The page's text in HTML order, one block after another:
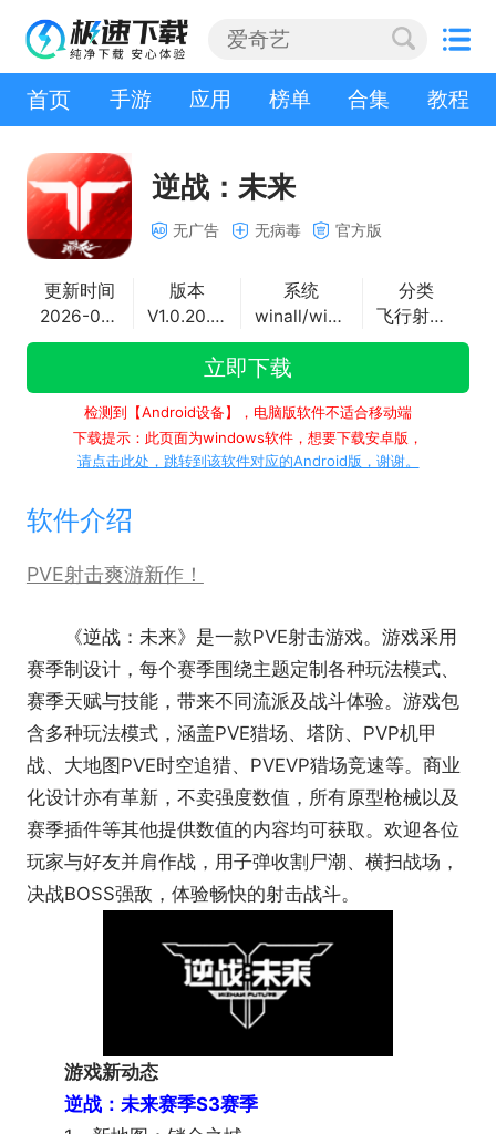
首页 手游 应用 榜单 合集 教程
逆战：未来
无广告 无病毒 官方版
更新时间
2026-07-09
版本
V1.0.20.442.0
系统
winall/win7/win10/win11
分类
飞行射击游戏
立即下载
检测到【Android设备】，电脑版软件不适合移动端
下载提示：此页面为windows软件，想要下载安卓版，
请点击此处，跳转到该软件对应的Android版，谢谢。
软件介绍
PVE射击爽游新作！
《逆战：未来》是一款PVE射击游戏。游戏采用
赛季制设计，每个赛季围绕主题定制各种玩法模式、
赛季天赋与技能，带来不同流派及战斗体验。游戏包
含多种玩法模式，涵盖PVE猎场、塔防、PVP机甲
战、大地图PVE时空追猎、PVEVP猎场竞速等。商业
化设计亦有革新，不卖强度数值，所有原型枪械以及
赛季插件等其他提供数值的内容均可获取。欢迎各位
玩家与好友并肩作战，用子弹收割尸潮、横扫战场，
决战BOSS强敌，体验畅快的射击战斗。
游戏新动态
逆战：未来赛季S3赛季